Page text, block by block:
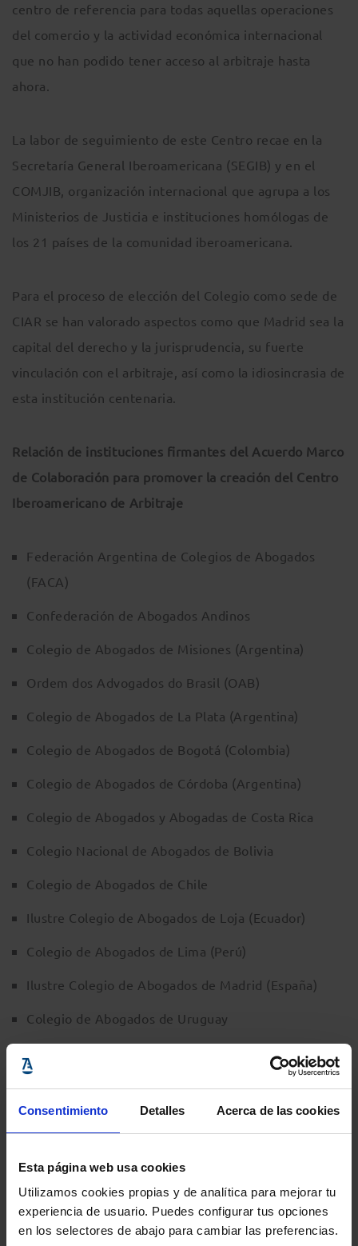
Consentimiento Detalles Acerca de las cookies
Esta página web usa cookies
Utilizamos cookies propias y de analítica para mejorar tu
experiencia de usuario. Puedes configurar tus opciones
en los selectores de abajo para cambiar las preferencias.
centro de referencia para todas aquellas operaciones
del comercio y la actividad económica internacional
que no han podido tener acceso al arbitraje hasta
ahora.
La labor de seguimiento de este Centro recae en la
Secretaría General Iberoamericana (SEGIB) y en el
COMJIB, organización internacional que agrupa a los
Ministerios de Justicia e instituciones homólogas de
los 21 países de la comunidad iberoamericana.
Para el proceso de elección del Colegio como sede de
CIAR se han valorado aspectos como que Madrid sea la
capital del derecho y la jurisprudencia, su fuerte
vinculación con el arbitraje, así como la idiosincrasia de
esta institución centenaria.
Relación de instituciones firmantes del Acuerdo Marco
de Colaboración para promover la creación del Centro
Iberoamericano de Arbitraje
Federación Argentina de Colegios de Abogados
(FACA)
Confederación de Abogados Andinos
Colegio de Abogados de Misiones (Argentina)
Ordem dos Advogados do Brasil (OAB)
Colegio de Abogados de La Plata (Argentina)
Colegio de Abogados de Bogotá (Colombia)
Colegio de Abogados de Córdoba (Argentina)
Colegio de Abogados y Abogadas de Costa Rica
Colegio Nacional de Abogados de Bolivia
Colegio de Abogados de Chile
Ilustre Colegio de Abogados de Loja (Ecuador)
Colegio de Abogados de Lima (Perú)
Ilustre Colegio de Abogados de Madrid (España)
Colegio de Abogados de Uruguay
Ilustre Colegio de Abogados de Valencia (España)
Federación de Colegios de Abogados de Venezuela
Colegio Nacional de Abogados de Honduras
Mercosur (COADEM)
Ilustre y Nacional Colegio de Abogados de México